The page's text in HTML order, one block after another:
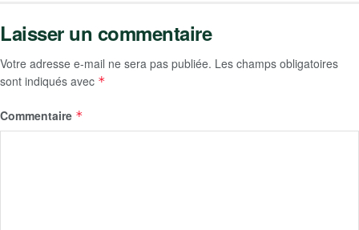
Laisser un commentaire
Votre adresse e-mail ne sera pas publiée. Les champs obligatoires
sont indiqués avec *
Commentaire *